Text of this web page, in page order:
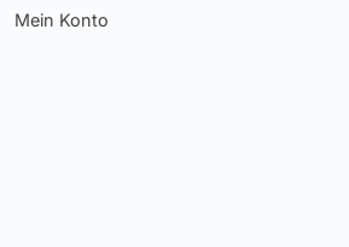
Mein Konto